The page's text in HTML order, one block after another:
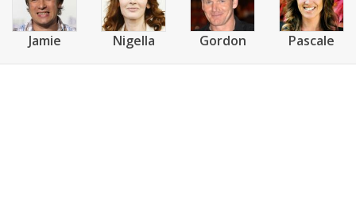
Jamie Nigella Gordon Pascale